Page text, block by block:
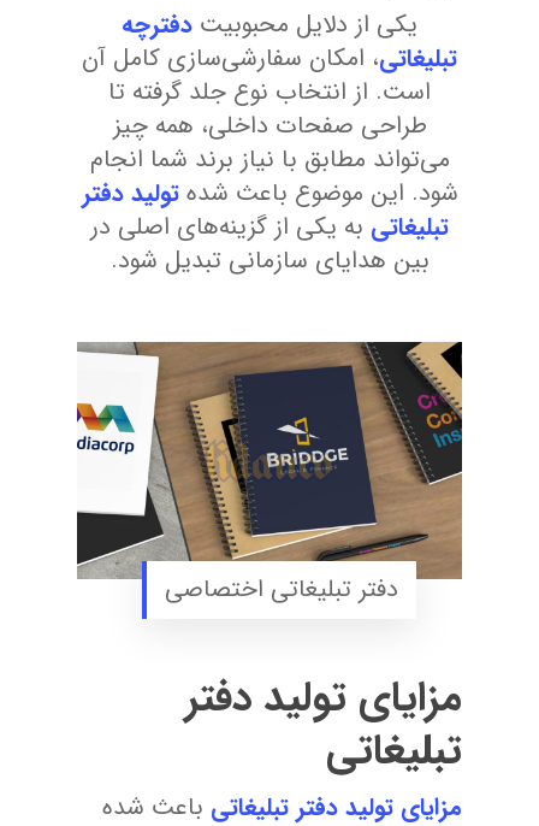
یکی از دلایل محبوبیت دفترچه
تبلیغاتی، امکان سفارشی‌سازی کامل آن
است. از انتخاب نوع جلد گرفته تا
طراحی صفحات داخلی، همه چیز
می‌تواند مطابق با نیاز برند شما انجام
شود. این موضوع باعث شدهتولید دفتر
تبلیغاتی به یکی از گزینه‌های اصلی در
بین هدایای سازمانی تبدیل شود.
دفتر تبلیغاتی اختصاصی
مزایای تولید دفتر
تبلیغاتی
مزایای تولید دفتر تبلیغاتی باعث شده